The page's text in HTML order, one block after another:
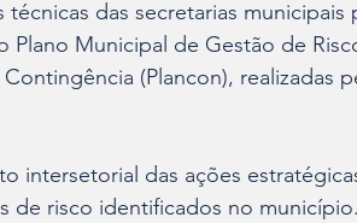
das secretarias municipais
Plano Municipal de Gestão de
(Plancon), realizadas
intersetorial das ações
de risco identificados no